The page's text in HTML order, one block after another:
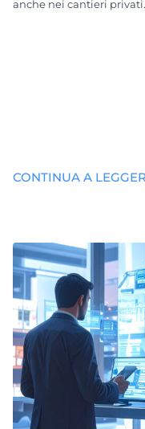
anche nei cantieri
CONTINUA A